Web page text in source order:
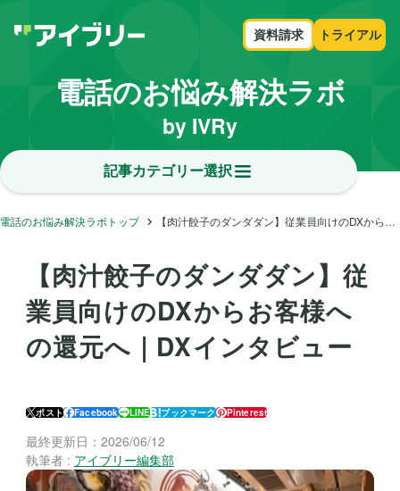
資料請求 トライアル
電話のお悩み解決ラボ
by IVRy
記事カテゴリー選択
電話のお悩み解決ラボトップ 【肉汁餃子のダンダダン】従業員向けのDXからお客様への還元へ｜DXインタビュー
【肉汁餃子のダンダダン】従
業員向けのDXからお客様へ
の還元へ｜DXインタビュー
ポスト Facebook LINE ブックマーク Pinterest
最終更新日： 2026/06/12
執筆者 : アイブリー編集部